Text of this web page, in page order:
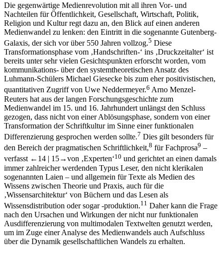
Die gegenwärtige Medienrevolution mit all ihren Vor- und
Nachteilen für Öffentlichkeit, Gesellschaft, Wirtschaft, Politik,
Religion und Kultur regt dazu an, den Blick auf einen anderen
Medienwandel zu lenken: den Eintritt in die sogenannte Gutenberg-
Galaxis, der sich vor über 550 Jahren vollzog.5 Diese
Transformationsphase vom ‚Handschriften-‘ ins ‚Druckzeitalter‘ ist
bereits unter sehr vielen Gesichtspunkten erforscht worden, vom
kommunikations- über den systemtheoretischen Ansatz des
Luhmann-Schülers Michael Giesecke bis zum eher positivistischen,
quantitativen Zugriff von Uwe Neddermeyer.6 Arno Menzel-
Reuters hat aus der langen Forschungsgeschichte zum
Medienwandel im 15. und 16. Jahrhundert unlängst den Schluss
gezogen, dass nicht von einer Ablösungsphase, sondern von einer
Transformation der Schriftkultur im Sinne einer funktionalen
Differenzierung gesprochen werden sollte.7 Dies gilt besonders für
den Bereich der pragmatischen Schriftlichkeit,8 für Fachprosa9 –
verfasst ←14 | 15→von ‚Experten‘10 und gerichtet an einen damals
immer zahlreicher werdenden Typus Leser, den nicht klerikalen
sogenannten Laien – und allgemein für Texte als Medien des
Wissens zwischen Theorie und Praxis, auch für die
‚Wissensarchitektur‘ von Büchern und das Lesen als
Wissensdistribution oder sogar -produktion.11 Daher kann die Frage
nach den Ursachen und Wirkungen der nicht nur funktionalen
Ausdifferenzierung von multimodalen Textwelten genutzt werden,
um im Zuge einer Analyse des Medienwandels auch Aufschluss
über die Dynamik gesellschaftlichen Wandels zu erhalten.